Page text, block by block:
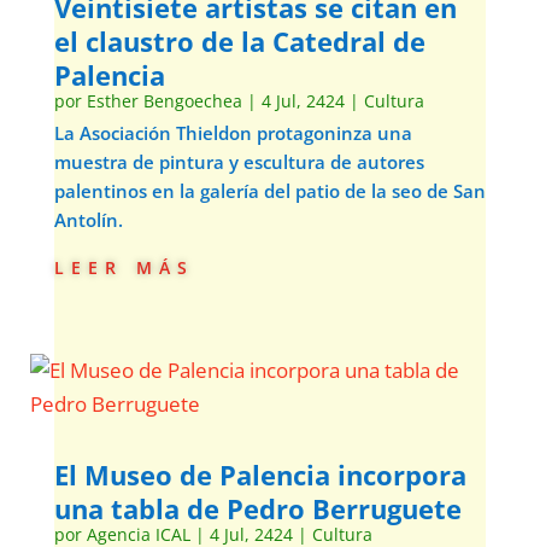
Veintisiete artistas se citan en
el claustro de la Catedral de
Palencia
por Esther Bengoechea | 4 Jul, 2424| Cultura
La Asociación Thieldon protagoninza una
muestra de pintura y escultura de autores
palentinos en la galería del patio de la seo de San
Antolín.
leer más
El Museo de Palencia incorpora
una tabla de Pedro Berruguete
por Agencia ICAL| 4 Jul, 2424| Cultura